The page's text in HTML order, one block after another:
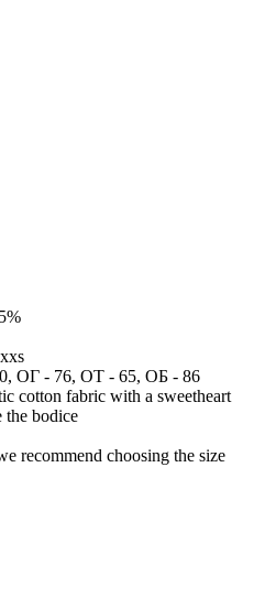
ОГ - 76, ОТ - 65, ОБ - 86
cotton fabric with a sweetheart
the bodice
recommend choosing the size